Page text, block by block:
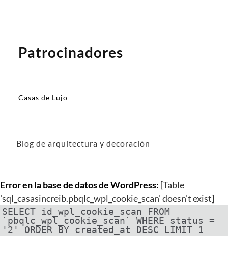
Patrocinadores
Casas de Lujo
Blog de arquitectura y decoración
Error en la base de datos de WordPress: [Table
'sql_casasincreib.pbqlc_wpl_cookie_scan' doesn't exist]
SELECT id_wpl_cookie_scan FROM
`pbqlc_wpl_cookie_scan` WHERE status =
'2' ORDER BY created_at DESC LIMIT 1